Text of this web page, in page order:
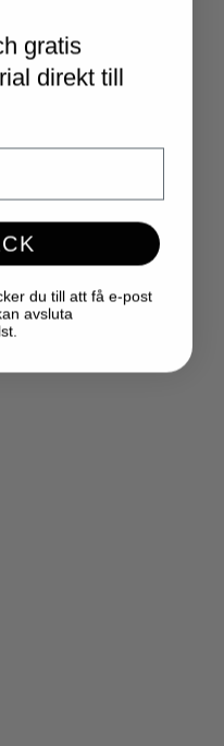
gratis
direkt till
du till att få e-post
avsluta